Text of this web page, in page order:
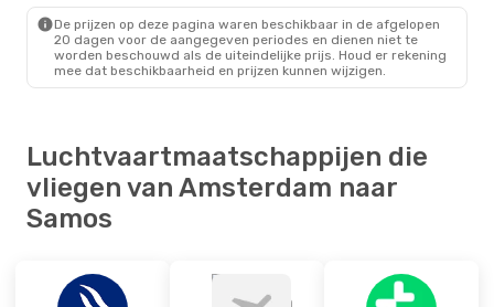
SMI- AMS
De prijzen op deze pagina waren beschikbaar in de afgelopen
20 dagen voor de aangegeven periodes en dienen niet te
worden beschouwd als de uiteindelijke prijs. Houd er rekening
mee dat beschikbaarheid en prijzen kunnen wijzigen.
Luchtvaartmaatschappijen die
vliegen van Amsterdam naar
Samos